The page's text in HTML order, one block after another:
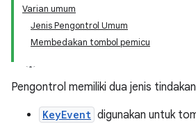
Varian umum
Jenis Pengontrol Umum
Membedakan tombol pemicu
Pengontrol memiliki dua jenis
KeyEvent digunakan untuk